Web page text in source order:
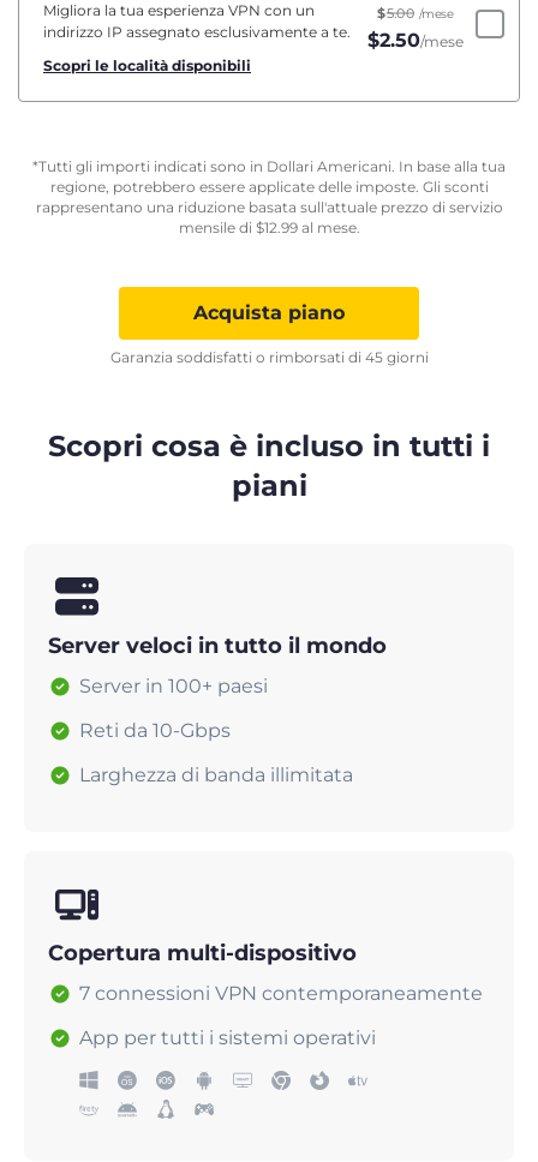
Migliora la tua esperienza VPN con un
indirizzo IP assegnato esclusivamente a te.
Scopri le località disponibili
$5.00 /mese
$2.50/mese
*Tutti gli importi indicati sono in Dollari Americani. In base alla tua
regione, potrebbero essere applicate delle imposte. Gli sconti
rappresentano una riduzione basata sull'attuale prezzo di servizio
mensile di $12.99al mese.
Acquista piano
Garanzia soddisfatti o rimborsati di 45 giorni
Scopri cosa è incluso in tutti i
piani
Server veloci in tutto il mondo
Server in 100+ paesi
Reti da 10-Gbps
Larghezza di banda illimitata
Copertura multi-dispositivo
7 connessioni VPN contemporaneamente
App per tutti i sistemi operativi